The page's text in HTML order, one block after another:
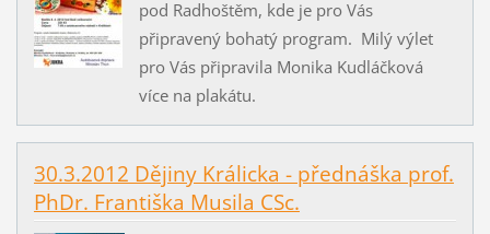
pod Radhoštěm, kde je pro Vás
připravený bohatý program. Milý výlet
pro Vás připravila Monika Kudláčková
více na plakátu.
30.3.2012 Dějiny Králicka - přednáška prof.
PhDr. Františka Musila CSc.